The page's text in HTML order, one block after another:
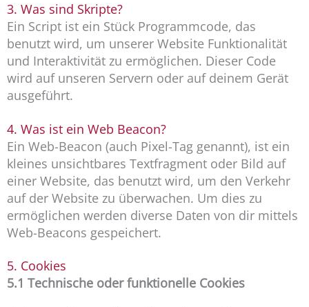
3. Was sind Skripte?
Ein Script ist ein Stück Programmcode, das
benutzt wird, um unserer Website Funktionalität
und Interaktivität zu ermöglichen. Dieser Code
wird auf unseren Servern oder auf deinem Gerät
ausgeführt.
4. Was ist ein Web Beacon?
Ein Web-Beacon (auch Pixel-Tag genannt), ist ein
kleines unsichtbares Textfragment oder Bild auf
einer Website, das benutzt wird, um den Verkehr
auf der Website zu überwachen. Um dies zu
ermöglichen werden diverse Daten von dir mittels
Web-Beacons gespeichert.
5. Cookies
5.1 Technische oder funktionelle Cookies